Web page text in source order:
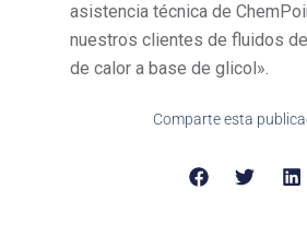
asistencia técnica de
nuestros clientes de fluidos
de calor a base de glicol».
Comparte esta